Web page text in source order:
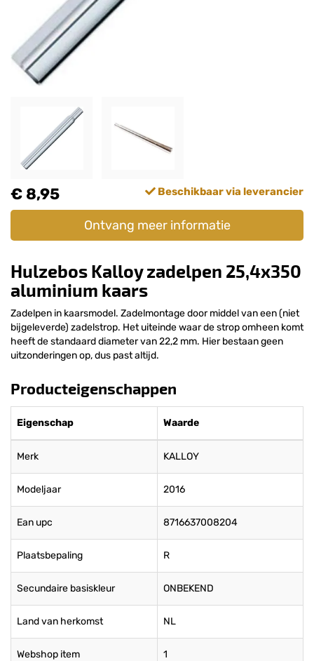
€ 8,95 Beschikbaar via leverancier
Ontvang meer informatie
Hulzebos Kalloy zadelpen 25,4x350
aluminium kaars
Zadelpen in kaarsmodel. Zadelmontage door middel van een (niet
bijgeleverde) zadelstrop. Het uiteinde waar de strop omheen komt
heeft de standaard diameter van 22,2 mm. Hier bestaan geen
uitzonderingen op, dus past altijd.
Producteigenschappen
Eigenschap Waarde
Merk KALLOY
Modeljaar 2016
Ean upc 8716637008204
Plaatsbepaling R
Secundaire basiskleur ONBEKEND
Land van herkomst NL
Webshop item 1